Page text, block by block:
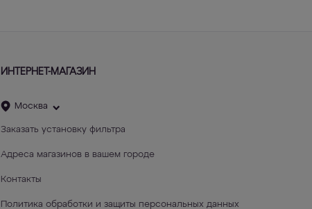
ИНТЕРНЕТ-МАГАЗИН
Москва
Заказать установку фильтра
Адреса магазинов в вашем городе
Контакты
Политика обработки и защиты персональных данных